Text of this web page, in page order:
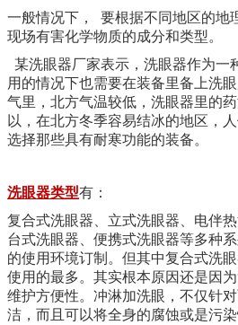
一般情况下， 要根据不同地区的地
现场有害化学物质的成分和类型。
某洗眼器厂家表示，洗眼器作为一
用的情况下也需要在装备里备上洗
气里，北方气温较低，洗眼器里的
以，在北方冬季容易结冰的地区，
选择那些具有耐寒功能的装备。
洗眼器类型有：
复合式洗眼器、立式洗眼器、电伴
台式洗眼器、便携式洗眼器等多种
的使用环境订制。但其中复合式洗
使用的最多。其实根本原因还是因
维护方便性。冲淋加洗眼，不仅针
洁，而且可以将全身的腐蚀或是污染